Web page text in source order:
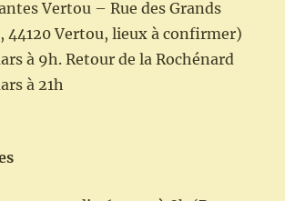
Vertou – Rue des Grands
44120 Vertou, lieux à confirmer)
à 9h. Retour de la Rochénard
à 21h